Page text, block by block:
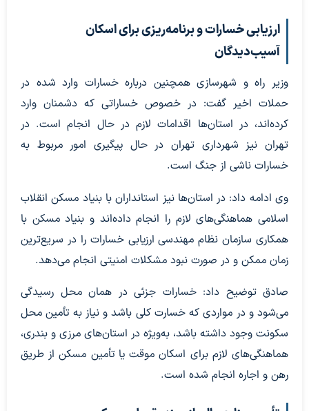
ارزیابی خسارات و برنامه‌ریزی برای اسکان
آسیب‌دیدگان
وزیر راه و شهرسازی همچنین درباره خسارات وارد شده در
حملات اخیر گفت: در خصوص خساراتی که دشمنان وارد
کرده‌اند، در استان‌ها اقدامات لازم در حال انجام است. در
تهران نیز شهرداری تهران در حال پیگیری امور مربوط به
خسارات ناشی از جنگ است.
وی ادامه داد: در استان‌ها نیز استانداران با بنیاد مسکن انقلاب
اسلامی هماهنگی‌های لازم را انجام داده‌اند و بنیاد مسکن با
همکاری سازمان نظام مهندسی ارزیابی خسارات را در سریع‌ترین
زمان ممکن و در صورت نبود مشکلات امنیتی انجام می‌دهد.
صادق توضیح داد: خسارات جزئی در همان محل رسیدگی
می‌شود و در مواردی که خسارت کلی باشد و نیاز به تأمین محل
سکونت وجود داشته باشد، به‌ویژه در استان‌های مرزی و بندری،
هماهنگی‌های لازم برای اسکان موقت یا تأمین مسکن از طریق
رهن و اجاره انجام شده است.